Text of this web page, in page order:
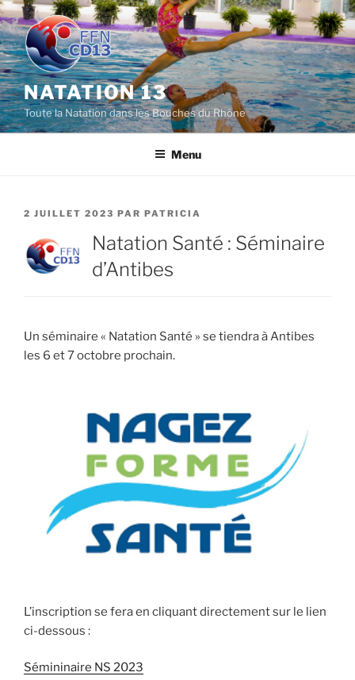
Aller
au
contenu
principal
NATATION 13
Toute la Natation dans les Bouches du Rhône
Menu
PUBLIÉ
2 JUILLET 2023 PAR PATRICIA
Natation Santé : Séminaire
d’Antibes
Un séminaire « Natation Santé » se tiendra à Antibes
les 6 et 7 octobre prochain.
L’inscription se fera en cliquant directement sur le lien
ci-dessous :
Sémininaire NS 2023